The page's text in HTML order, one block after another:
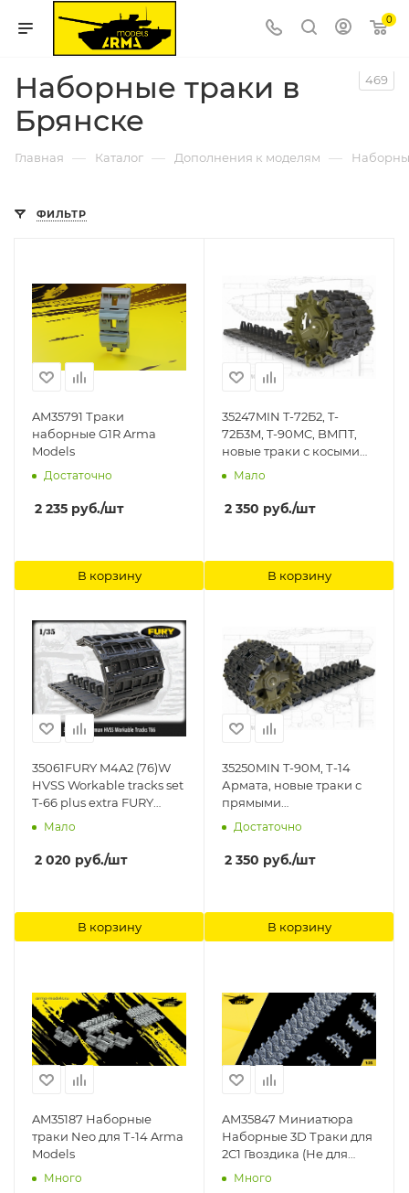
0
Наборные траки в
Брянске
469
Главная — Каталог — Дополнения к моделям —
ФИЛЬТР
AM35791 Траки
наборные G1R Arma
Models
Достаточно
2 235 руб./шт
В корзину
35247MIN T-72Б2, T-
72Б3M, T-90MC, BMПT,
новые траки с косыми
грунтозацепами плюс
MINIARM
Мало
2 350 руб./шт
В корзину
35061FURY M4A2 (76)W
HVSS Workable tracks set
T-66 plus extra FURY
models
Мало
2 020 руб./шт
В корзину
35250MIN T-90M, Т-14
Армата, новые траки с
прямыми
грунтозацепами плюс
ведущие звезды+
запаски MINIARM
Достаточно
2 350 руб./шт
В корзину
AM35187 Наборные
траки Neo для Т-14 Arma
Models
Много
AM35847 Миниатюра
Наборные 3D Траки для
2С1 Гвоздика (Не для
свободной продажи)
Много